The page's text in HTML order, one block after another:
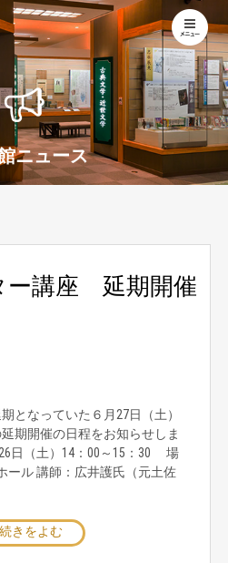
ニュース
ー講座 延期開催
となっていた６月27日（土）
期開催の日程をお知らせしま
日（土）14：00～15：30 場
ール 講師：広井護氏（元土佐
続きをよむ